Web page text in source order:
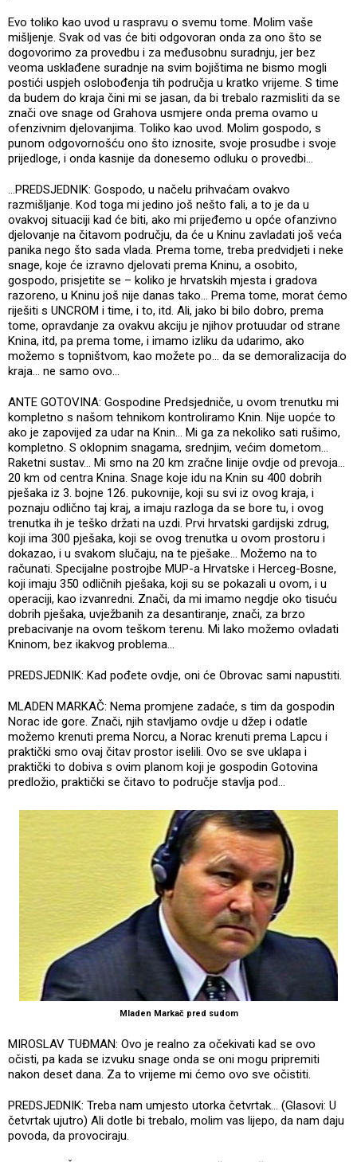
Evo toliko kao uvod u raspravu o svemu tome. Molim vaše
mišljenje. Svak od vas će biti odgovoran onda za ono što se
dogovorimo za provedbu i za međusobnu suradnju, jer bez
veoma usklađene suradnje na svim bojištima ne bismo mogli
postići uspjeh oslobođenja tih područja u kratko vrijeme. S time
da budem do kraja čini mi se jasan, da bi trebalo razmisliti da se
znači ove snage od Grahova usmjere onda prema ovamo u
ofenzivnim djelovanjima. Toliko kao uvod. Molim gospodo, s
punom odgovornošću ono što iznosite, svoje prosudbe i svoje
prijedloge, i onda kasnije da donesemo odluku o provedbi...
...PREDSJEDNIK: Gospodo, u načelu prihvaćam ovakvo
razmišljanje. Kod toga mi jedino još nešto fali, a to je da u
ovakvoj situaciji kad će biti, ako mi prijeđemo u opće ofanzivno
djelovanje na čitavom području, da će u Kninu zavladati još veća
panika nego što sada vlada. Prema tome, treba predvidjeti i neke
snage, koje će izravno djelovati prema Kninu, a osobito,
gospodo, prisjetite se – koliko je hrvatskih mjesta i gradova
razoreno, u Kninu još nije danas tako... Prema tome, morat ćemo
riješiti s UNCROM i time, i to, itd. Ali, jako bi bilo dobro, prema
tome, opravdanje za ovakvu akciju je njihov protuudar od strane
Knina, itd, pa prema tome, i imamo izliku da udarimo, ako
možemo s topništvom, kao možete po... da se demoralizacija do
kraja... ne samo ovo...
ANTE GOTOVINA: Gospodine Predsjedniče, u ovom trenutku mi
kompletno s našom tehnikom kontroliramo Knin. Nije uopće to
ako je zapovijed za udar na Knin... Mi ga za nekoliko sati rušimo,
kompletno. S oklopnim snagama, srednjim, većim dometom...
Raketni sustav... Mi smo na 20 km zračne linije ovdje od prevoja...
20 km od centra Knina. Snage koje idu na Knin su 400 dobrih
pješaka iz 3. bojne 126. pukovnije, koji su svi iz ovog kraja, i
poznaju odlično taj kraj, a imaju razloga da se bore tu, i ovog
trenutka ih je teško držati na uzdi. Prvi hrvatski gardijski zdrug,
koji ima 300 pješaka, koji se ovog trenutka u ovom prostoru i
dokazao, i u svakom slučaju, na te pješake... Možemo na to
računati. Specijalne postrojbe MUP-a Hrvatske i Herceg-Bosne,
koji imaju 350 odličnih pješaka, koji su se pokazali u ovom, i u
operaciji, kao izvanredni. Znači, da mi imamo negdje oko tisuću
dobrih pješaka, uvježbanih za desantiranje, znači, za brzo
prebacivanje na ovom teškom terenu. Mi lako možemo ovladati
Kninom, bez ikakvog problema…
PREDSJEDNIK: Kad pođete ovdje, oni će Obrovac sami napustiti.
MLADEN MARKAČ: Nema promjene zadaće, s tim da gospodin
Norac ide gore. Znači, njih stavljamo ovdje u džep i odatle
možemo krenuti prema Norcu, a Norac krenuti prema Lapcu i
praktički smo ovaj čitav prostor iselili. Ovo se sve uklapa i
praktički to dobiva s ovim planom koji je gospodin Gotovina
predložio, praktički se čitavo to područje stavlja pod...
Mladen Markač pred sudom
MIROSLAV TUĐMAN: Ovo je realno za očekivati kad se ovo
očisti, pa kada se izvuku snage onda se oni mogu pripremiti
nakon deset dana. Za to vrijeme mi ćemo ovo sve očistiti.
PREDSJEDNIK: Treba nam umjesto utorka četvrtak... (Glasovi: U
četvrtak ujutro) Ali dotle bi trebalo, molim vas lijepo, da nam daju
povoda, da provociraju.